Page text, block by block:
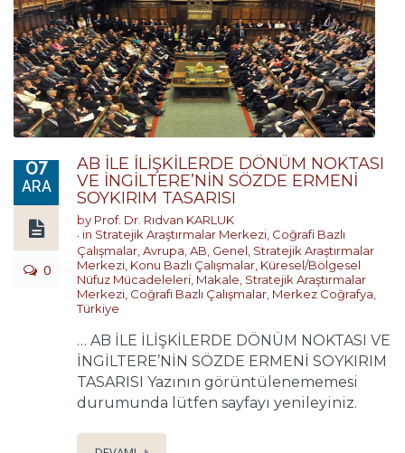
07
ARA
0
AB İLE İLİŞKİLERDE DÖNÜM NOKTASI
VE İNGİLTERE’NİN SÖZDE ERMENİ
SOYKIRIM TASARISI
by Prof. Dr. Rıdvan KARLUK
in Stratejik Araştırmalar Merkezi Coğrafi Bazlı
Çalışmalar Avrupa AB Genel Stratejik Araştırmalar
Merkezi Konu Bazlı Çalışmalar Küresel/Bölgesel
Nüfuz Mücadeleleri Makale Stratejik Araştırmalar
Merkezi Coğrafi Bazlı Çalışmalar Merkez Coğrafya
Türkiye
… AB İLE İLİŞKİLERDE DÖNÜM NOKTASI VE
İNGİLTERE’NİN SÖZDE ERMENİ SOYKIRIM
TASARISI Yazının görüntülenememesi
durumunda lütfen sayfayı yenileyiniz.